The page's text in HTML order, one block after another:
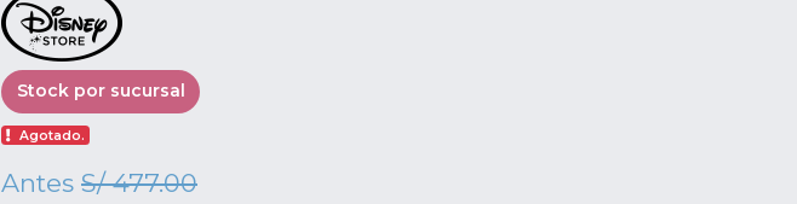
Stock por sucursal
Agotado.
Antes S/ 477.00